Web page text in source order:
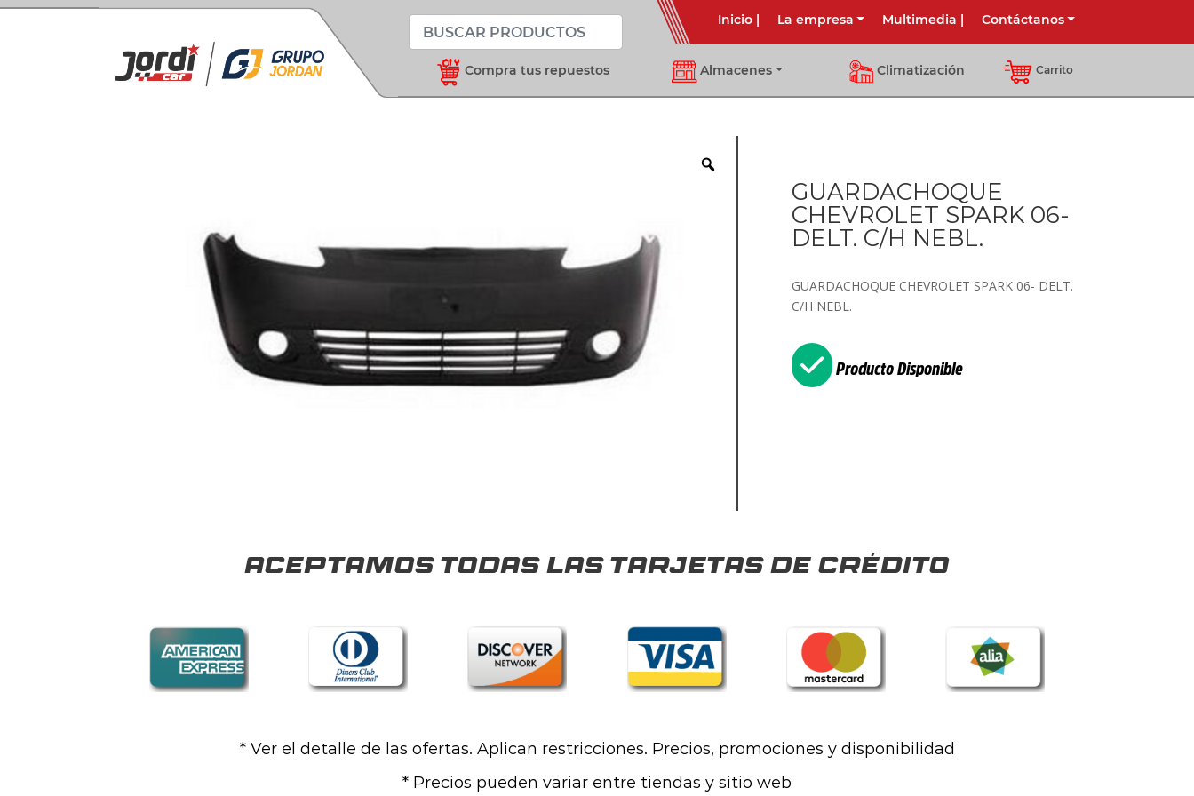
Inicio| La empresa Multimedia | Contáctanos
Compra tus repuestos Almacenes Climatización Carrito
GUARDACHOQUE
CHEVROLET SPARK 06-
DELT. C/H NEBL.
GUARDACHOQUE CHEVROLET SPARK 06- DELT.
C/H NEBL.
Producto Disponible
Aceptamos todas las tarjetas de crédito
* Ver el detalle de las ofertas. Aplican restricciones. Precios, promociones y disponibilidad
* Precios pueden variar entre tiendas y sitio web